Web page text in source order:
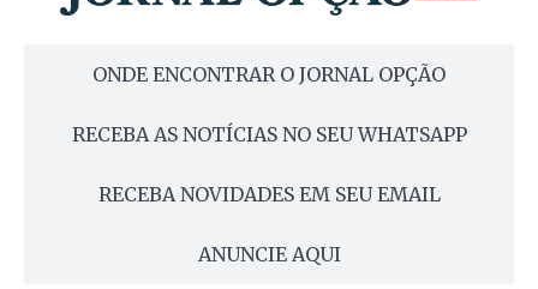
ONDE ENCONTRAR O JORNAL OPÇÃO
RECEBA AS NOTÍCIAS NO SEU WHATSAPP
RECEBA NOVIDADES EM SEU EMAIL
ANUNCIE AQUI